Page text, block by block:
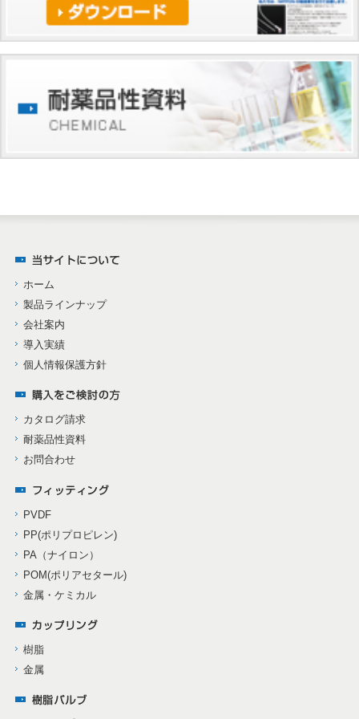
ホーム
製品ラインナップ
会社案内
導入実績
個人情報保護方針
カタログ請求
耐薬品性資料
お問合わせ
PVDF
PP(ポリプロピレン)
PA（ナイロン）
POM(ポリアセタール)
金属・ケミカル
樹脂
金属